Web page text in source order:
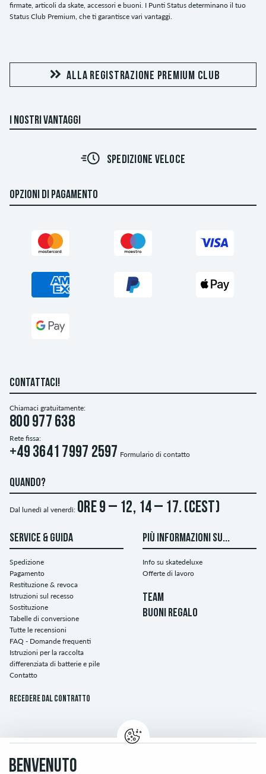
firmate, articoli da skate, accessori e buoni. I Punti Status determinano il tuo
Status Club Premium, che ti garantisce vari vantaggi.
ALLA REGISTRAZIONE PREMIUM CLUB
I NOSTRI VANTAGGI
SPEDIZIONE VELOCE
OPZIONI DI PAGAMENTO
CONTATTACI!
Chiamaci gratuitamente:
800 977 638
Rete fissa:
+49 3641 7997 2597 Formulario di contatto
QUANDO?
Dal lunedì al venerdì: ore 9 – 12, 14 – 17. (CEST)
SERVICE & GUIDA
Spedizione
Pagamento
Restituzione & revoca
Istruzioni sul recesso
Sostituzione
Tabelle di conversione
Tutte le recensioni
FAQ - Domande frequenti
Istruzioni per la raccolta
differenziata di batterie e pile
Contatto
Recedere dal contratto
PIÙ INFORMAZIONI SU...
Info su skatedeluxe
Offerte di lavoro
TEAM
BUONI REGALO
FOLLOW US
BENVENUTO